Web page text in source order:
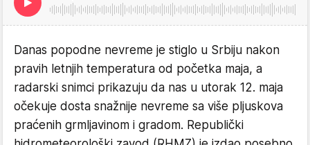
Danas popodne nevreme je stiglo u Srbiju nakon
pravih letnjih temperatura od početka maja, a
radarski snimci prikazuju da nas u utorak 12. maja
očekuje dosta snažnije nevreme sa više pljuskova
praćenih grmljavinom i gradom. Republički